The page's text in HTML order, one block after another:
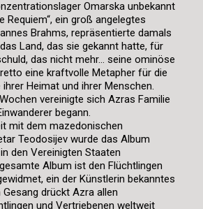
Omarska unbekannt
Requiem“, ein groß angelegtes
Brahms, repräsentierte damals
Land, das sie gekannt hatte, für
das nicht mehr… seine ominöse
eine kraftvolle Metapher für die
Heimat und ihrer Menschen.
vereinigte sich Azras Familie
begann.
mit dem mazedonischen
Teodosijev wurde das Album
den Vereinigten Staaten
Album ist den Flüchtlingen
ein der Künstlerin bekanntes
Gesang drückt Azra allen
und Vertriebenen weltweit